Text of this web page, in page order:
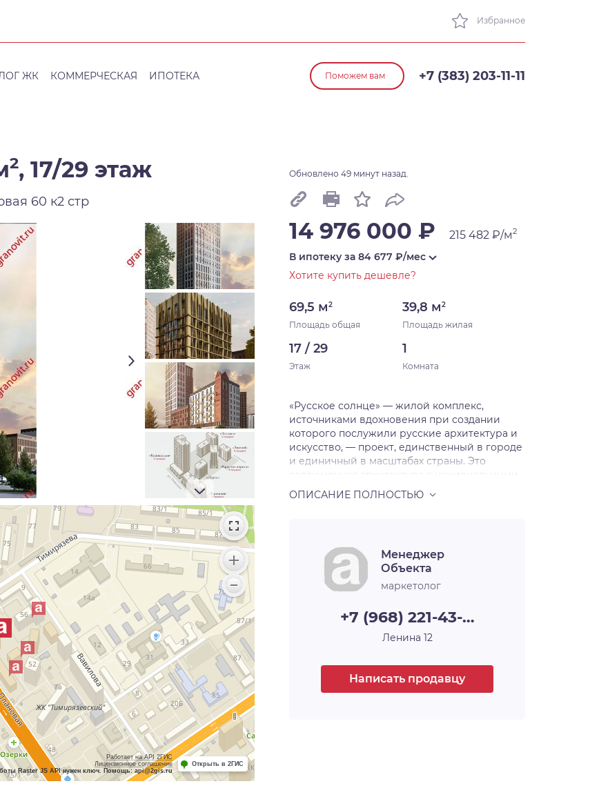
Избранное
ЖК КОММЕРЧЕСКАЯ ИПОТЕКА Поможем вам +7 (383) 203-11-11
2, 17/29 этаж
60 к2 стр
Работает на API 2ГИС
Лицензионное соглашение
Raster JS API нужен ключ. Помощь: api@2gis.ru
Открыть в 2ГИС
Обновлено 49 минут назад.
14 976 000 ₽ 215 482 ₽/м2
В ипотеку за 84 677 ₽/мес
Хотите купить дешевле?
69,5 м2
Площадь общая
39,8 м2
Площадь жилая
17 / 29
Этаж
1
Комната
«Русское солнце» — жилой комплекс,
источниками вдохновения при создании
которого послужили русские архитектура и
искусство, — проект, единственный в городе
и единичный в масштабах страны. Это
мотивами, художественная переработка
русских исторических стилей в нашем
архитектуре и искусстве, существовавшие в
нашей стране в XIX — начале XX века и
прерванные революцией на пике развития.
комплекс будет включать шесть домов,
каждый из которых уникален, каждый —
произведение архитектурного и
имя и свой характер. Например, 30-этажная
башня, вершина комплекса, станет высотной
доминантой всего района, а архитектурный
Менеджер
Объекта
маркетолог
+7 (968) 221-43-…
Ленина 12
Написать продавцу